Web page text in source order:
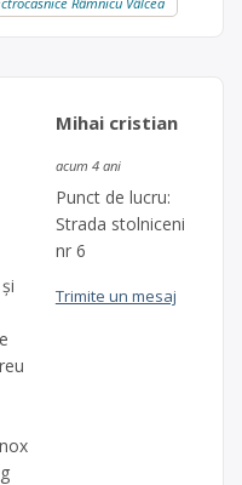
Mihai cristian
acum 4 ani
Punct de lucru:
Strada stolniceni
nr 6
Trimite un mesaj